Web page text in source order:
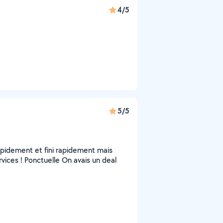
4/5
5/5
et fini rapidement mais
! Ponctuelle On avais un deal